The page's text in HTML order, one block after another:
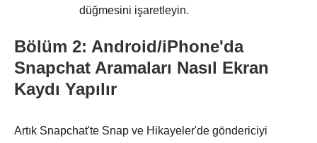
düğmesini işaretleyin.
Bölüm 2: Android/iPhone'da
Snapchat Aramaları Nasıl Ekran
Kaydı Yapılır
Artık Snapchat'te Snap ve Hikayeler'de göndericiyi